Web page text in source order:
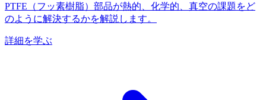
PTFE（フッ素樹脂）部品が熱的、化学的、真空の課題をど
のように解決するかを解説します。
詳細を学ぶ